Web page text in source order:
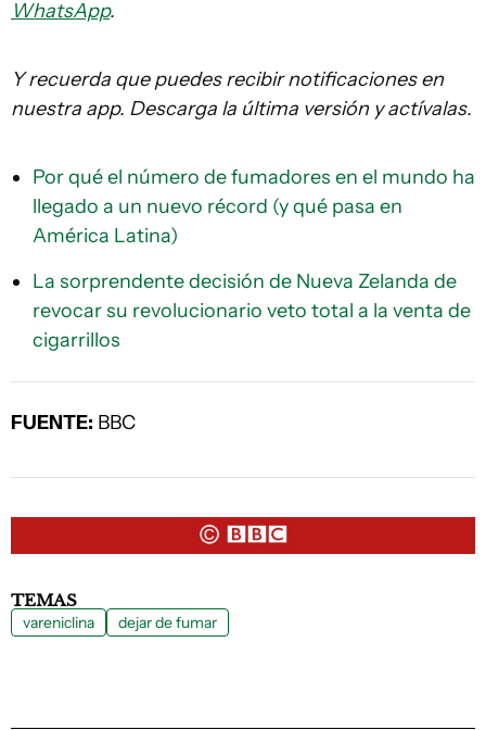
WhatsApp.
Y recuerda que puedes recibir notificaciones en
nuestra app. Descarga la última versión y actívalas.
Por qué el número de fumadores en el mundo ha
llegado a un nuevo récord (y qué pasa en
América Latina)
La sorprendente decisión de Nueva Zelanda de
revocar su revolucionario veto total a la venta de
cigarrillos
FUENTE: BBC
TEMAS
vareniclina dejar de fumar